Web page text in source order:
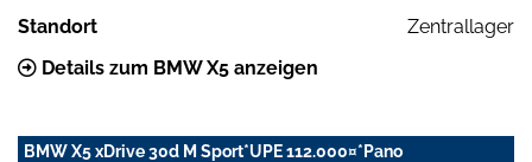
Standort
Zentrallager
Details zum BMW X5 anzeigen
BMW X5 xDrive 30d M Sport*UPE 112.000¤*Pano